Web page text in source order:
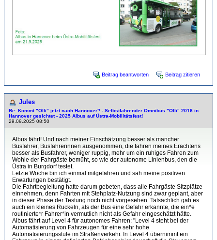
Beitrag beantworten Beitrag zitieren
Jules
Re: Kommt "Olli" jetzt nach Hannover? - Selbstfahrender Omnibus "Olli" 2016 in
Hannover gesichtet - 2025 Albus auf Üstra-Mobilitätsfest!
29.09.2025 08:50
Albus fährt! Und nach meiner Einschätzung besser als mancher
Busfahrer, Busfahrerinnen ausgenommen, die fahren meines Erachtens
besser als Busfahrer, weniger ruppig, mehr um ein ruhiges Fahren zum
Wohle der Fahrgäste bemüht, so wie der autonome Linienbus, den die
Üstra in Burgdorf testet.
Letzte Woche bin ich einmal mitgefahren und sah meine positiven
Erwartungen bestätigt.
Die Fahrtbegleitung hatte darum gebeten, dass alle Fahrgäste Sitzplätze
einnehmen, denn Fahrten mit Stehplatz-Nutzung sind zwar geplant, aber
in dieser Phase der Testung noch nicht vorgesehen. Tatsächlich gab es
auch ein kleines Ruckeln, als der Bus eine Gefahr erkannte, die ein*e
routinierte*r Fahrer*in vermutlich nicht als Gefahr eingeschätzt hätte.
Albus fährt auf Level 4 für autonomes Fahren: "Level 4 steht bei der
Automatisierung von Fahrzeugen für eine sehr hohe
Automatisierungsstufe im Straßenverkehr. In Level 4 übernimmt ein